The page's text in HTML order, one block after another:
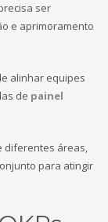
ser
e aprimoramento
alinhar equipes
de painel
diferentes áreas,
para atingir